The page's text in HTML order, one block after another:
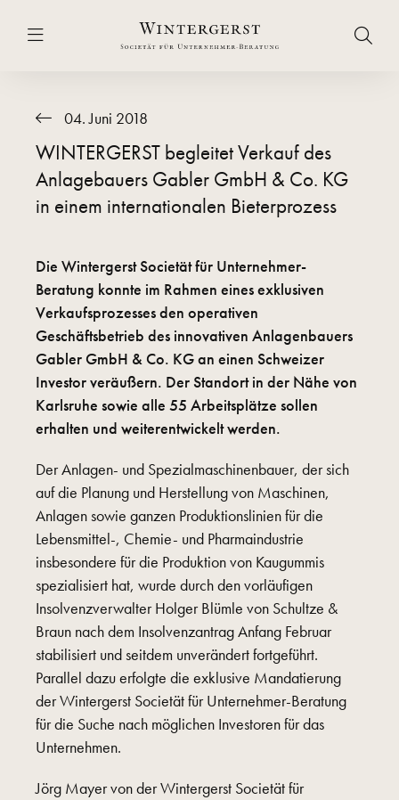
04. Juni 2018
WINTERGERST begleitet Verkauf des
Anlagebauers Gabler GmbH & Co. KG
in einem internationalen Bieterprozess
Die Wintergerst Societät für Unternehmer-
Beratung konnte im Rahmen eines exklusiven
Verkaufsprozesses den operativen
Geschäftsbetrieb des innovativen Anlagenbauers
Gabler GmbH & Co. KG an einen Schweizer
Investor veräußern. Der Standort in der Nähe von
Karlsruhe sowie alle 55 Arbeitsplätze sollen
erhalten und weiterentwickelt werden.
Der Anlagen- und Spezialmaschinenbauer, der sich
auf die Planung und Herstellung von Maschinen,
Anlagen sowie ganzen Produktionslinien für die
Lebensmittel-, Chemie- und Pharmaindustrie
insbesondere für die Produktion von Kaugummis
spezialisiert hat, wurde durch den vorläufigen
Insolvenzverwalter Holger Blümle von Schultze &
Braun nach dem Insolvenzantrag Anfang Februar
stabilisiert und seitdem unverändert fortgeführt.
Parallel dazu erfolgte die exklusive Mandatierung
der Wintergerst Societät für Unternehmer-Beratung
für die Suche nach möglichen Investoren für das
Unternehmen.
Jörg Mayer von der Wintergerst Societät für